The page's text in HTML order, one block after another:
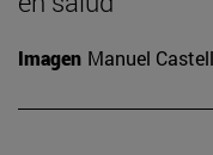
Imagen Manuel